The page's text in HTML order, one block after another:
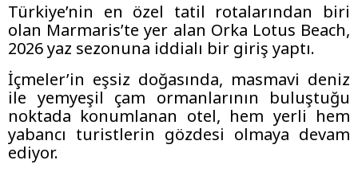
Türkiye’nin en özel tatil rotalarından biri
olan Marmaris’te yer alan Orka Lotus Beach,
2026 yaz sezonuna iddialı bir giriş yaptı.
İçmeler’in eşsiz doğasında, masmavi deniz
ile yemyeşil çam ormanlarının buluştuğu
noktada konumlanan otel, hem yerli hem
yabancı turistlerin gözdesi olmaya devam
ediyor.